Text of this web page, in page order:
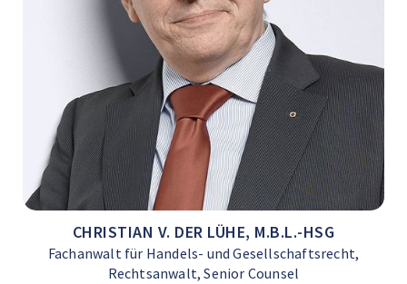
CHRISTIAN V. DER LÜHE, M.B.L.-HSG
Fachanwalt für Handels- und Gesellschaftsrecht,
Rechtsanwalt, Senior Counsel